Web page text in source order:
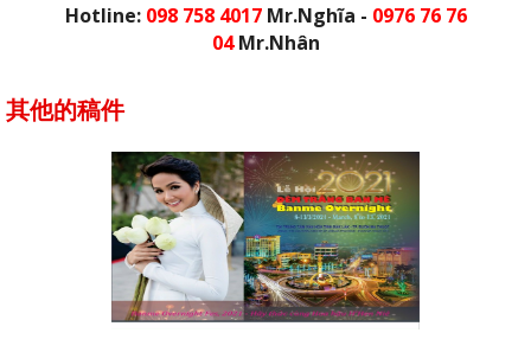
Hotline: 098 758 4017Mr.Nghĩa - 0976 76 76
04Mr.Nhân
其他的稿件